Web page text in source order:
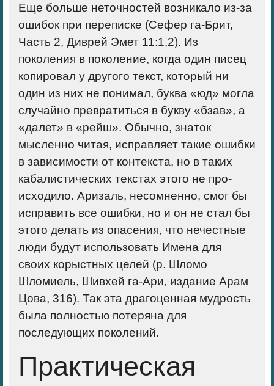
Еще больше неточностей возникало из-за
ошибок при переписке (Сефер га-Брит,
Часть 2, Диврей Эмет 11:1,2). Из
поколения в поколе­ние, когда один писец
копировал у другого текст, который ни
один из них не понимал, буква «юд» могла
случайно превратиться в букву «бзав», а
«далет» в «рейш». Обычно, знаток
мысленно читая, исправляет такие ошибки
в зависимости от контекста, но в таких
кабалистических текстах этого не про­
исходило. Аризаль, несомненно, смог бы
исправить все ошибки, но и он не стал бы
этого делать из опасения, что нечестные
люди будут использовать Имена для
своих корыстных целей (р. Шломо
Шломиель, Шивхей га-Ари, издание Арам
Цова, 316). Так эта драго­ценная мудрость
была полностью потеряна для
последующих поколений.
Практическая